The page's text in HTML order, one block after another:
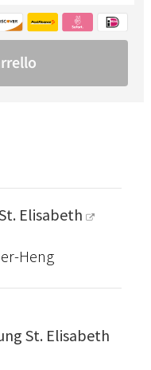
Elisabeth
Heng
St. Elisabeth